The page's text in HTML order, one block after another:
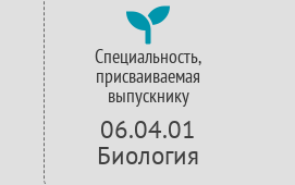

Специальность,
присваиваемая
выпускнику
06.04.01
Биология